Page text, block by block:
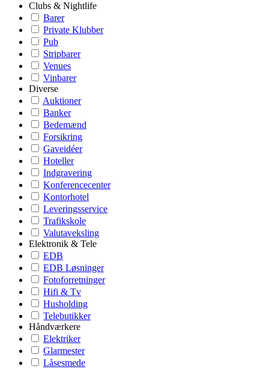
Clubs & Nightlife
Barer
Private Klubber
Pub
Stripbarer
Venues
Vinbarer
Diverse
Auktioner
Banker
Bedemænd
Forsikring
Gaveidéer
Hoteller
Indgravering
Konferencecenter
Kontorhotel
Leveringsservice
Trafikskole
Valutaveksling
Elektronik & Tele
EDB
EDB Løsninger
Fotoforretninger
Hifi & Tv
Husholding
Telebutikker
Håndværkere
Elektriker
Glarmester
Låsesmede